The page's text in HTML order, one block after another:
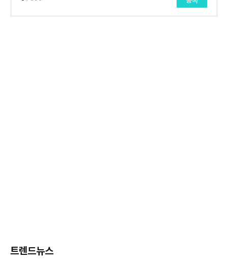
트렌드뉴스